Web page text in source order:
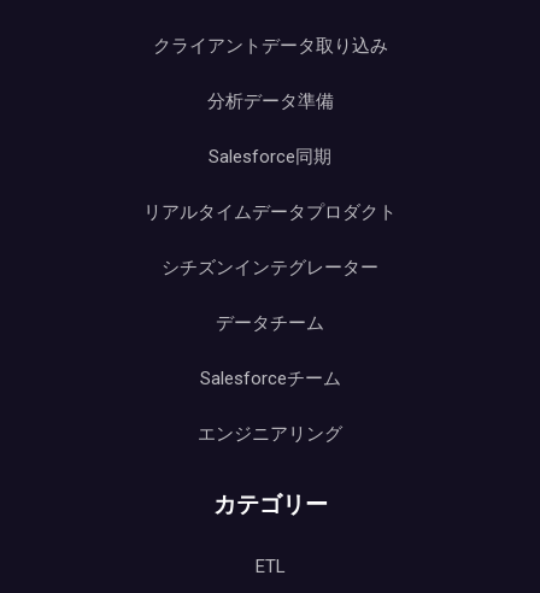
クライアントデータ取り込み
分析データ準備
Salesforce同期
リアルタイムデータプロダクト
シチズンインテグレーター
データチーム
Salesforceチーム
エンジニアリング
カテゴリー
ETL